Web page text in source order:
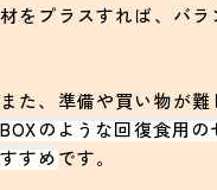
材をプラスすれば、バラ
また、準備や買い物が
BOXのような回復食用
すすめです。